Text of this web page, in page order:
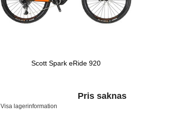
Scott Spark eRide 920
Pris saknas
Visa lagerinformation